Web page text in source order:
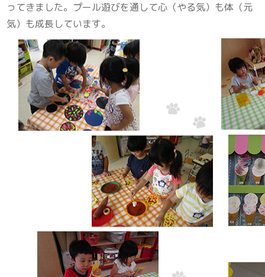
ってきました。プール遊びを通して心（やる気）も体（元
気）も成長しています。